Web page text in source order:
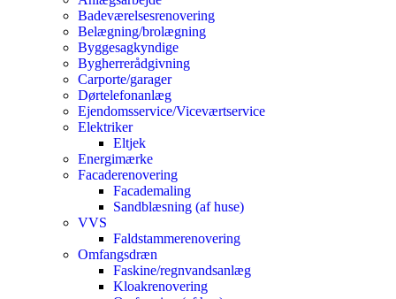
Badeværelsesrenovering
Belægning/brolægning
Byggesagkyndige
Bygherrerådgivning
Carporte/garager
Dørtelefonanlæg
Ejendomsservice/Viceværtservice
Elektriker
Eltjek
Energimærke
Facaderenovering
Facademaling
Sandblæsning (af huse)
VVS
Faldstammerenovering
Omfangsdræn
Faskine/regnvandsanlæg
Kloakrenovering